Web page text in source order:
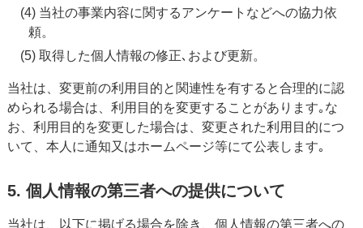
(4) 当社の事業内容に関するアンケートなどへの協力依
頼。
(5) 取得した個人情報の修正､および更新。
当社は、変更前の利用目的と関連性を有すると合理的に認
められる場合は、利用目的を変更することがあります｡な
お、利用目的を変更した場合は、変更された利用目的につ
いて、本人に通知又はホームページ等にて公表します｡
5. 個人情報の第三者への提供について
当社は、以下に掲げる場合を除き、個人情報の第三者への